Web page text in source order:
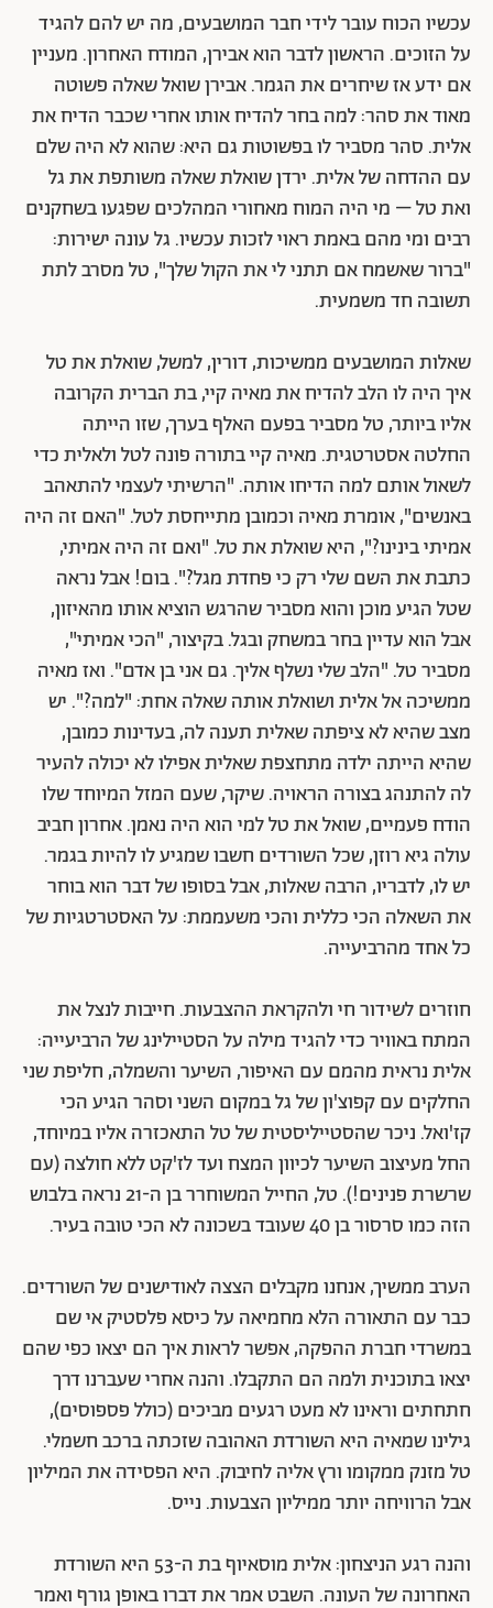
עכשיו הכוח עובר לידי חבר המושבעים, מה יש להם להגיד
על הזוכים. הראשון לדבר הוא אבירן, המודח האחרון. מעניין
אם ידע אז שיחרים את הגמר. אבירן שואל שאלה פשוטה
מאוד את סהר: למה בחר להדיח אותו אחרי שכבר הדיח את
אלית. סהר מסביר לו בפשוטות גם היא: שהוא לא היה שלם
עם ההדחה של אלית. ירדן שואלת שאלה משותפת את גל
ואת טל – מי היה המוח מאחורי המהלכים שפגעו בשחקנים
רבים ומי מהם באמת ראוי לזכות עכשיו. גל עונה ישירות:
"ברור שאשמח אם תתני לי את הקול שלך", טל מסרב לתת
תשובה חד משמעית.
שאלות המושבעים ממשיכות, דורין, למשל, שואלת את טל
איך היה לו הלב להדיח את מאיה קיי, בת הברית הקרובה
אליו ביותר, טל מסביר בפעם האלף בערך, שזו הייתה
החלטה אסטרטגית. מאיה קיי בתורה פונה לטל ולאלית כדי
לשאול אותם למה הדיחו אותה. "הרשיתי לעצמי להתאהב
באנשים", אומרת מאיה וכמובן מתייחסת לטל. "האם זה היה
אמיתי בינינו?", היא שואלת את טל. "ואם זה היה אמיתי,
כתבת את השם שלי רק כי פחדת מגל?". בום! אבל נראה
שטל הגיע מוכן והוא מסביר שהרגש הוציא אותו מהאיזון,
אבל הוא עדיין בחר במשחק ובגל. בקיצור, "הכי אמיתי",
מסביר טל. "הלב שלי נשלף אליך. גם אני בן אדם". ואז מאיה
ממשיכה אל אלית ושואלת אותה שאלה אחת: "למה?". יש
מצב שהיא לא ציפתה שאלית תענה לה, בעדינות כמובן,
שהיא הייתה ילדה מתחצפת שאלית אפילו לא יכולה להעיר
לה להתנהג בצורה הראויה. שיקר, שעם המזל המיוחד שלו
הודח פעמיים, שואל את טל למי הוא היה נאמן. אחרון חביב
עולה גיא רוזן, שכל השורדים חשבו שמגיע לו להיות בגמר.
יש לו, לדבריו, הרבה שאלות, אבל בסופו של דבר הוא בוחר
את השאלה הכי כללית והכי משעממת: על האסטרטגיות של
כל אחד מהרביעייה.
חוזרים לשידור חי ולהקראת ההצבעות. חייבות לנצל את
המתח באוויר כדי להגיד מילה על הסטיילינג של הרביעייה:
אלית נראית מהמם עם האיפור, השיער והשמלה, חליפת שני
החלקים עם קפוצ'ון של גל במקום השני וסהר הגיע הכי
קז'ואל. ניכר שהסטייליסטית של טל התאכזרה אליו במיוחד,
החל מעיצוב השיער לכיוון המצח ועד לז'קט ללא חולצה (עם
שרשרת פנינים!). טל, החייל המשוחרר בן ה-21 נראה בלבוש
הזה כמו סרסור בן 40 שעובד בשכונה לא הכי טובה בעיר.
הערב ממשיך, אנחנו מקבלים הצצה לאודישנים של השורדים.
כבר עם התאורה הלא מחמיאה על כיסא פלסטיק אי שם
במשרדי חברת ההפקה, אפשר לראות איך הם יצאו כפי שהם
יצאו בתוכנית ולמה הם התקבלו. והנה אחרי שעברנו דרך
חתחתים וראינו לא מעט רגעים מביכים (כולל פספוסים),
גילינו שמאיה היא השורדת האהובה שזכתה ברכב חשמלי.
טל מזנק ממקומו ורץ אליה לחיבוק. היא הפסידה את המיליון
אבל הרוויחה יותר ממיליון הצבעות. נייס.
והנה רגע הניצחון: אלית מוסאיוף בת ה-53 היא השורדת
האחרונה של העונה. השבט אמר את דברו באופן גורף ואמר